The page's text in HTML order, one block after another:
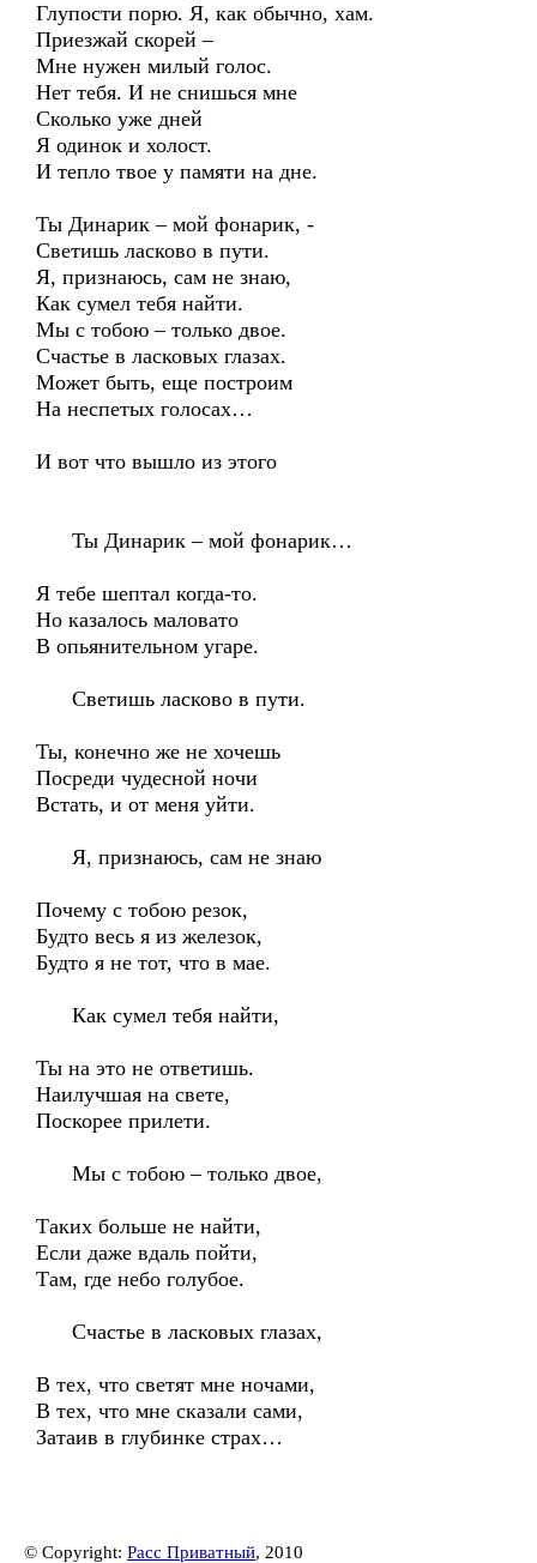
Глупости порю. Я, как обычно, хам.
Приезжай скорей –
Мне нужен милый голос.
Нет тебя. И не снишься мне
Сколько уже дней
Я одинок и холост.
И тепло твое у памяти на дне.
Ты Динарик – мой фонарик, -
Светишь ласково в пути.
Я, признаюсь, сам не знаю,
Как сумел тебя найти.
Мы с тобою – только двое.
Счастье в ласковых глазах.
Может быть, еще построим
На неспетых голосах…
И вот что вышло из этого
Ты Динарик – мой фонарик…
Я тебе шептал когда-то.
Но казалось маловато
В опьянительном угаре.
Светишь ласково в пути.
Ты, конечно же не хочешь
Посреди чудесной ночи
Встать, и от меня уйти.
Я, признаюсь, сам не знаю
Почему с тобою резок,
Будто весь я из железок,
Будто я не тот, что в мае.
Как сумел тебя найти,
Ты на это не ответишь.
Наилучшая на свете,
Поскорее прилети.
Мы с тобою – только двое,
Таких больше не найти,
Если даже вдаль пойти,
Там, где небо голубое.
Счастье в ласковых глазах,
В тех, что светят мне ночами,
В тех, что мне сказали сами,
Затаив в глубинке страх…
© Copyright: Расс Приватный, 2010